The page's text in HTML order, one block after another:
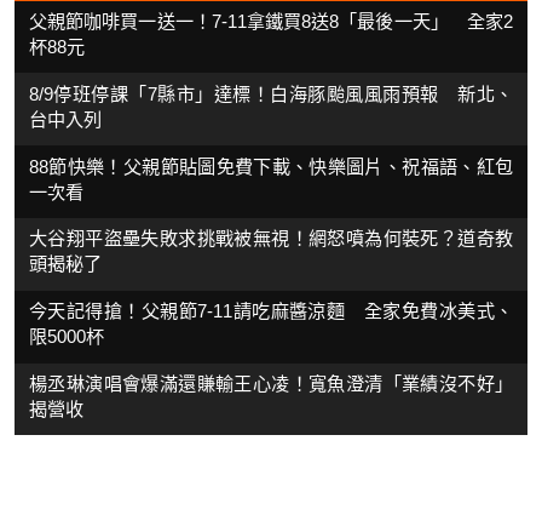
父親節咖啡買一送一！7-11拿鐵買8送8「最後一天」 全家2
杯88元
8/9停班停課「7縣市」達標！白海豚颱風風雨預報 新北、
台中入列
88節快樂！父親節貼圖免費下載、快樂圖片、祝福語、紅包
一次看
大谷翔平盜壘失敗求挑戰被無視！網怒噴為何裝死？道奇教
頭揭秘了
今天記得搶！父親節7-11請吃麻醬涼麵 全家免費冰美式、
限5000杯
楊丞琳演唱會爆滿還賺輸王心凌！寬魚澄清「業績沒不好」
揭營收